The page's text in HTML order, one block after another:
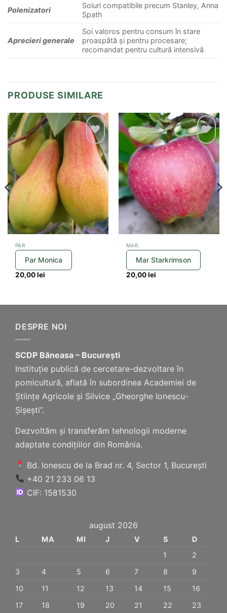
Polenizatori
Soiuri compatibile precum Stanley, Anna
Spath
Aprecieri generale
Soi valoros pentru consum în stare
proaspătă și pentru procesare;
recomandat pentru cultură intensivă
PRODUSE SIMILARE
Add to
wishlist
PAR
Par Monica
20,00lei
Add to
wishlist
MAR
Mar Starkrimson
20,00lei
DESPRE NOI
SCDP Băneasa – București
Instituție publică de cercetare-dezvoltare în
pomicultură, aflată în subordinea Academiei de
Științe Agricole și Silvice „Gheorghe Ionescu-
Șișești”.
Dezvoltăm și transferăm tehnologii moderne
adaptate condițiilor din România.
Bd. Ionescu de la Brad nr. 4, Sector 1, București
+40 21 233 06 13
CIF: 1581530
august 2026
L MA MI J V S
D
1
2
3
4 5 6 7 8
9
10
11 12 13 14 15
16
17
18 19 20 21 22 23